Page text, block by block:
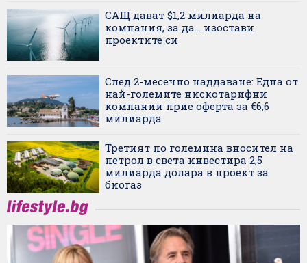
САЩ дават $1,2 милиарда на
компания, за да... изостави
проектите си
След 2-месечно наддаване: Една от
най-големите нискотарифни
компании прие оферта за €6,6
милиарда
Третият по големина вносител на
петрол в света инвестира 2,5
милиарда долара в проект за
биогаз